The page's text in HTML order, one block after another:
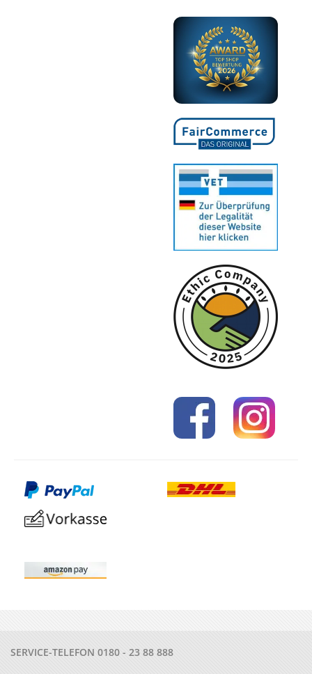
SERVICE-TELEFON 0180 - 23 88 888